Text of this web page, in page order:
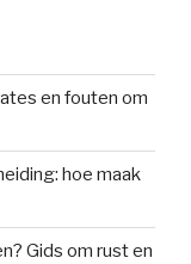
en fouten om
hoe maak
Gids om rust en